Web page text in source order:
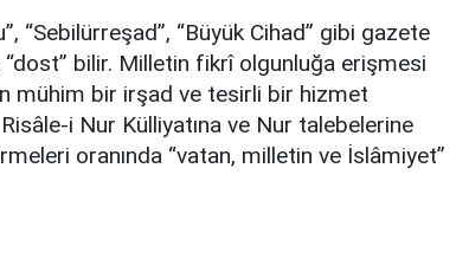
“Sebilürreşad”, “Büyük Cihad” gibi gazete
“dost” bilir. Milletin fikrî olgunluğa erişmesi
mühim bir irşad ve tesirli bir hizmet
i Nur Külliyatına ve Nur talebelerine
oranında “vatan, milletin ve İslâmiyet”